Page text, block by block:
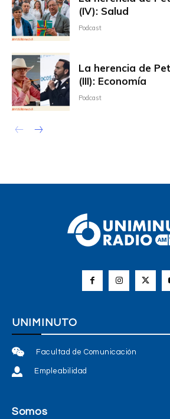
(IV): Salud
Podcast
La herencia de
(III): Economía
Podcast
UNIMINUTO
Facultad de Comunicación
Empleabilidad
Somos